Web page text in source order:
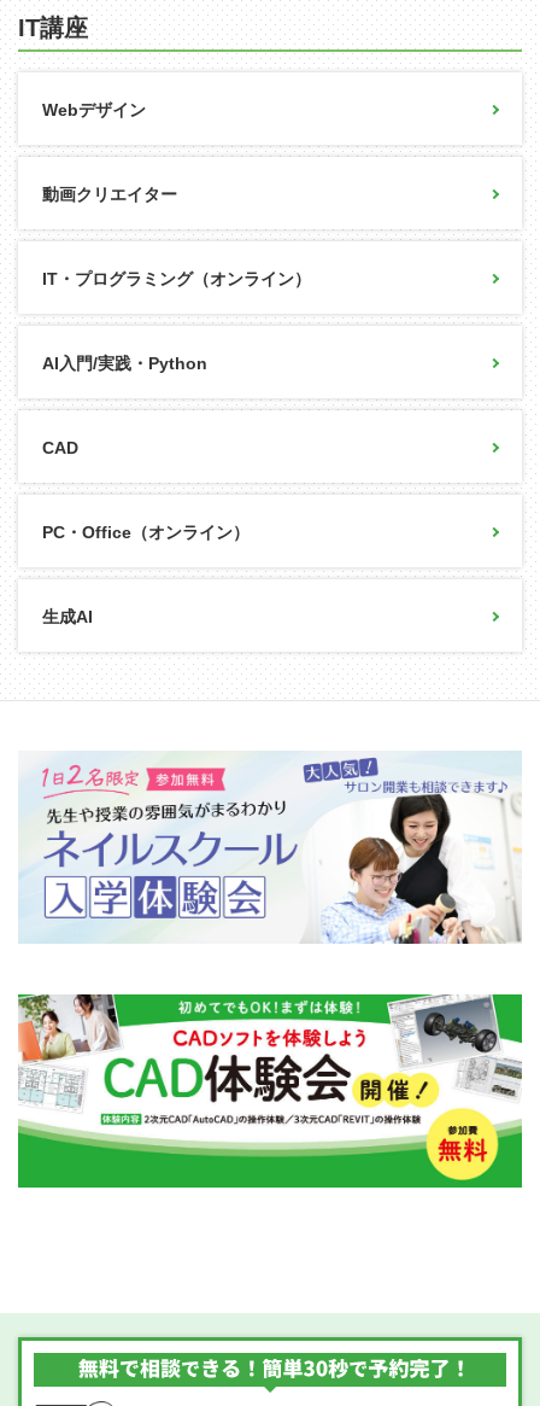
IT講座
Webデザイン
動画クリエイター
IT・プログラミング（オンライン）
AI入門/実践・Python
CAD
PC・Office（オンライン）
生成AI